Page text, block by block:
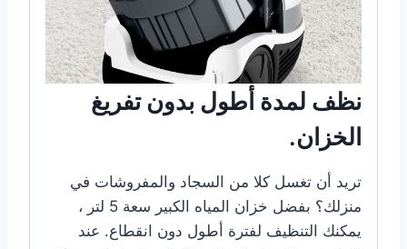
نظف لمدة أطول بدون تفريغ
الخزان.
تريد أن تغسل كلا من السجاد والمفروشات في
منزلك؟ بفضل خزان المياه الكبير سعة 5 لتر ،
يمكنك التنظيف لفترة أطول دون انقطاع. عند